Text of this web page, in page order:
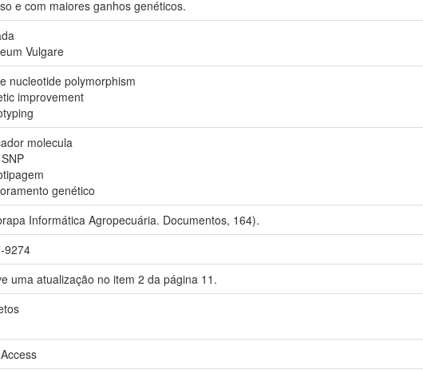
e com maiores ganhos genéticos.
Vulgare
nucleotide polymorphism
improvement
molecula
genético
Informática Agropecuária. Documentos, 164).
9274
uma atualização no item 2 da página 11.